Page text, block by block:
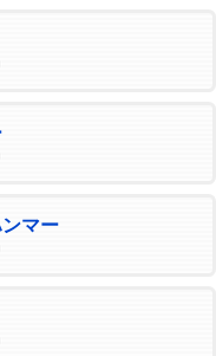
マー